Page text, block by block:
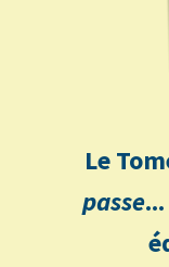
Le
passe